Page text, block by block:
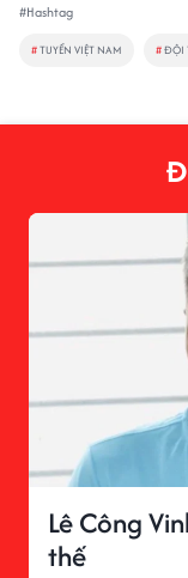
#Hashtag
#TUYỂN VIỆT NAM #ĐỘI
Lê Công
thế